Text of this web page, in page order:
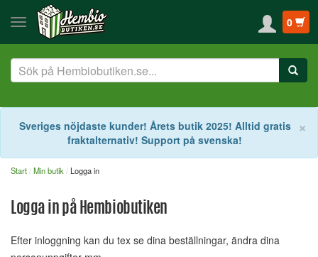
0
×
Sveriges nöjdaste kunder! Årets butik 2025! Alltid gratis
fraktalternativ! Support på svenska!
Start Min butik Logga in
Logga in på Hembiobutiken
Efter inloggning kan du tex se dina beställningar, ändra dina